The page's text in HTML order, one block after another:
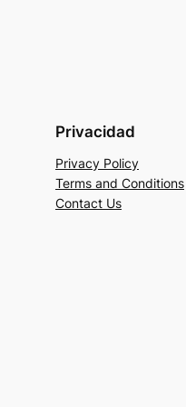
Privacidad
Privacy Policy
Terms and Conditions
Contact Us